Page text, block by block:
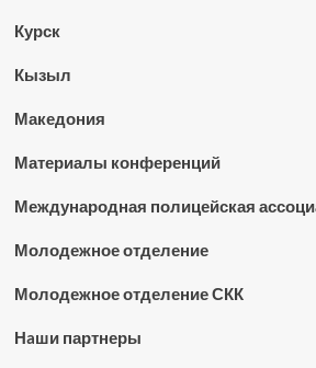
Курск
Кызыл
Македония
Материалы конференций
Международная полицейская
Молодежное отделение
Молодежное отделение СКК
Нaши партнеры